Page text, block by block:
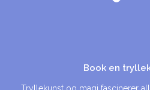
Book en